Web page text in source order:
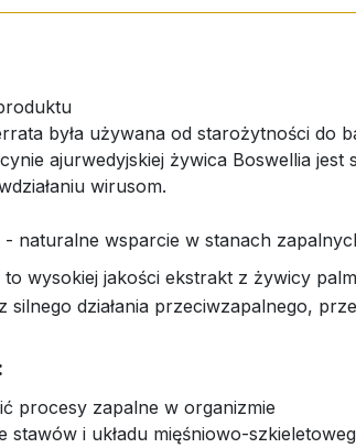
była używana od starożytności do
ajurwedyjskiej żywica Boswellia
wirusom.
- naturalne wsparcie w stanach
to wysokiej jakości ekstrakt z żywicy
silnego działania przeciwzapalnego,
procesy zapalne w organizmie
stawów i układu mięśniowo-